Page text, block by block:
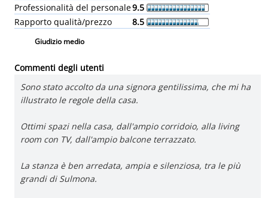
Professionalità del personale9.5
Rapporto qualità/prezzo
8.5
Giudizio medio
Commenti degli utenti
Sono stato accolto da una signora gentilissima, che mi ha
illustrato le regole della casa.
Ottimi spazi nella casa, dall'ampio corridoio, alla living
room con TV, dall'ampio balcone terrazzato.
La stanza è ben arredata, ampia e silenziosa, tra le più
grandi di Sulmona.